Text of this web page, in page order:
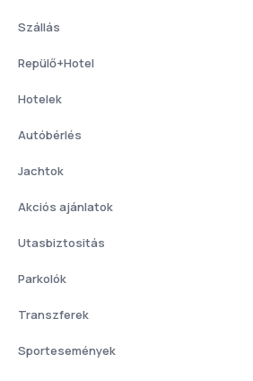
Szállás
Repülő+Hotel
Hotelek
Autóbérlés
Jachtok
Akciós ajánlatok
Utasbiztositás
Parkolók
Transzferek
Sportesemények